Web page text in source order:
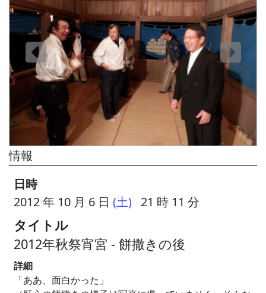
情報
日時
2012 年 10 月 6 日 (土) 21 時 11 分
タイトル
2012年秋祭宵宮 - 餅撒きの後
詳細
「ああ、面白かった」